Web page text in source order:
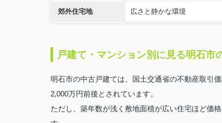
郊外住宅地 広さと静かな環境
戸建て・マンション別に見る明石市
明石市の中古戸建ては、国土交通省の不動産取引
2,000万円前後とされています。
ただし、築年数が浅く敷地面積が広い住宅ほど価